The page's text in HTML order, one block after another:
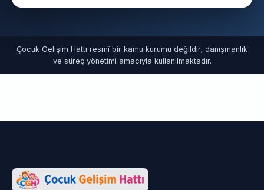
Çocuk Gelişim Hattı resmî bir kamu kurumu değildir; danışmanlık
ve süreç yönetimi amacıyla kullanılmaktadır.